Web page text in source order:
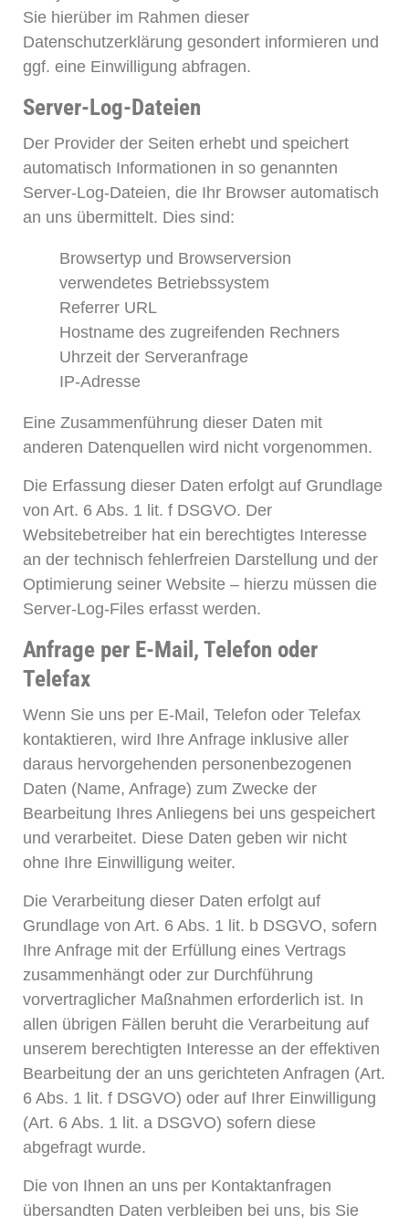
Sie hierüber im Rahmen dieser
Datenschutzerklärung gesondert informieren und
ggf. eine Einwilligung abfragen.
Server-Log-Dateien
Der Provider der Seiten erhebt und speichert
automatisch Informationen in so genannten
Server-Log-Dateien, die Ihr Browser automatisch
an uns übermittelt. Dies sind:
Browsertyp und Browserversion
verwendetes Betriebssystem
Referrer URL
Hostname des zugreifenden Rechners
Uhrzeit der Serveranfrage
IP-Adresse
Eine Zusammenführung dieser Daten mit
anderen Datenquellen wird nicht vorgenommen.
Die Erfassung dieser Daten erfolgt auf Grundlage
von Art. 6 Abs. 1 lit. f DSGVO. Der
Websitebetreiber hat ein berechtigtes Interesse
an der technisch fehlerfreien Darstellung und der
Optimierung seiner Website – hierzu müssen die
Server-Log-Files erfasst werden.
Anfrage per E-Mail, Telefon oder
Telefax
Wenn Sie uns per E-Mail, Telefon oder Telefax
kontaktieren, wird Ihre Anfrage inklusive aller
daraus hervorgehenden personenbezogenen
Daten (Name, Anfrage) zum Zwecke der
Bearbeitung Ihres Anliegens bei uns gespeichert
und verarbeitet. Diese Daten geben wir nicht
ohne Ihre Einwilligung weiter.
Die Verarbeitung dieser Daten erfolgt auf
Grundlage von Art. 6 Abs. 1 lit. b DSGVO, sofern
Ihre Anfrage mit der Erfüllung eines Vertrags
zusammenhängt oder zur Durchführung
vorvertraglicher Maßnahmen erforderlich ist. In
allen übrigen Fällen beruht die Verarbeitung auf
unserem berechtigten Interesse an der effektiven
Bearbeitung der an uns gerichteten Anfragen (Art.
6 Abs. 1 lit. f DSGVO) oder auf Ihrer Einwilligung
(Art. 6 Abs. 1 lit. a DSGVO) sofern diese
abgefragt wurde.
Die von Ihnen an uns per Kontaktanfragen
übersandten Daten verbleiben bei uns, bis Sie